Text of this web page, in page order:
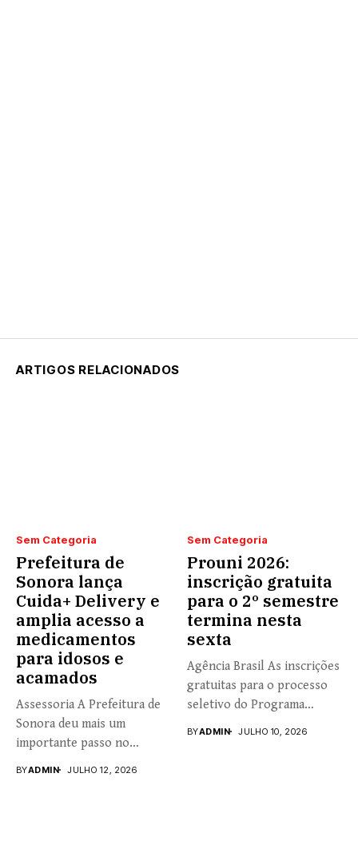
ARTIGOS RELACIONADOS
Sem Categoria
Prefeitura de
Sonora lança
Cuida+ Delivery e
amplia acesso a
medicamentos
para idosos e
acamados
Assessoria A Prefeitura de
Sonora deu mais um
importante passo no
BYADMIN JULHO 12, 2026
Sem Categoria
Prouni 2026:
inscrição gratuita
para o 2º semestre
termina nesta
sexta
Agência Brasil As inscrições
gratuitas para o processo
seletivo do Programa
BYADMIN JULHO 10, 2026